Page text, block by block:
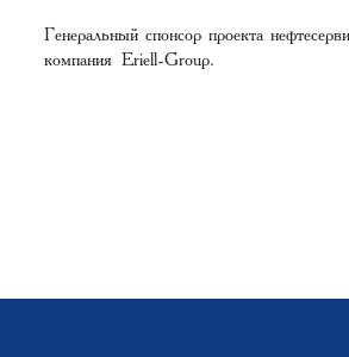
Генеральный спонсор проекта
компанияEriell-Group.